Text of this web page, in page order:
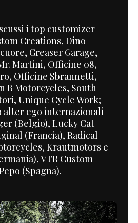
i top customizer
Creations, Dino
Greaser Garage,
Martini, Officine 08,
Officine Sbrannetti,
B Motorcycles, South
Unique Cycle Work;
alter ego internazionali
(Belgio), Lucky Cat
(Francia), Radical
Krautmotors e
VTR Custom
(Spagna).